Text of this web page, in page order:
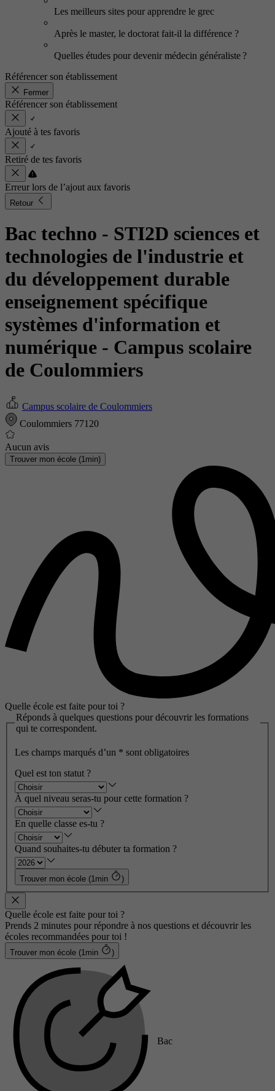
Les meilleurs sites pour apprendre le grec
Après le master, le doctorat fait-il la différence ?
Quelles études pour devenir médecin généraliste ?
Référencer son établissement
Fermer
Référencer son établissement
Ajouté à tes favoris
Retiré de tes favoris
Erreur lors de l’ajout aux favoris
Retour
Bac techno - STI2D sciences et
technologies de l'industrie et
du développement durable
enseignement spécifique
systèmes d'information et
numérique - Campus scolaire
de Coulommiers
Campus scolaire de Coulommiers
Coulommiers 77120
Aucun avis
Trouver mon école (1min)
Quelle école est faite pour toi ?
Réponds à quelques questions pour découvrir les formations
qui te correspondent.
Les champs marqués d’un * sont obligatoires
Quel est ton statut ?
À quel niveau seras-tu pour cette formation ?
En quelle classe es-tu ?
Quand souhaites-tu débuter ta formation ?
Trouver mon école (1min )
Quelle école est faite pour toi ?
Prends 2 minutes pour répondre à nos questions et découvrir les
écoles recommandées pour toi !
Trouver mon école (1min )
Bac